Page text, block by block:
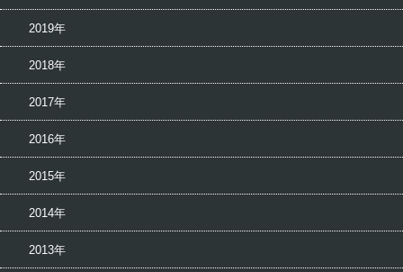
2019年
2018年
2017年
2016年
2015年
2014年
2013年